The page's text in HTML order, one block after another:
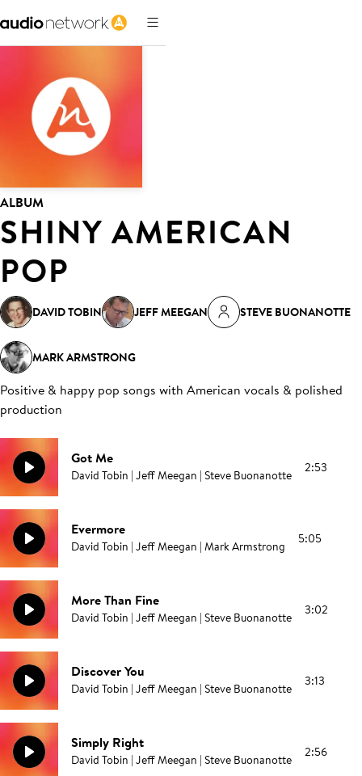
ALBUM
SHINY AMERICAN
POP
DAVID TOBIN JEFF MEEGAN STEVE BUONANOTTE
MARK ARMSTRONG
Positive & happy pop songs with American vocals & polished
production
Got Me
David Tobin | Jeff Meegan | Steve Buonanotte 2:53
Evermore
David Tobin | Jeff Meegan | Mark Armstrong 5:05
More Than Fine
David Tobin | Jeff Meegan | Steve Buonanotte 3:02
Discover You
David Tobin | Jeff Meegan | Steve Buonanotte 3:13
Simply Right
David Tobin | Jeff Meegan | Steve Buonanotte 2:56